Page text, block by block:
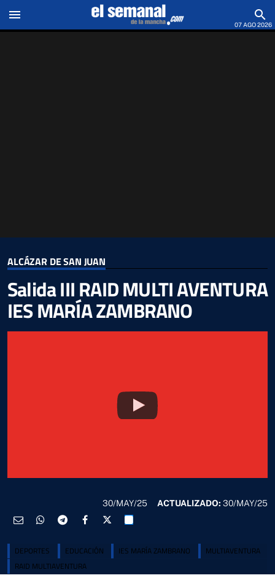
menu search
07 AGO 2026
ALCÁZAR DE SAN JUAN
Salida III RAID MULTI AVENTURA
IES MARÍA ZAMBRANO
30/MAY/25 ACTUALIZADO: 30/MAY/25
DEPORTES EDUCACIÓN IES MARÍA ZAMBRANO
MULTIAVENTURA
RAID MULTIAVENTURA